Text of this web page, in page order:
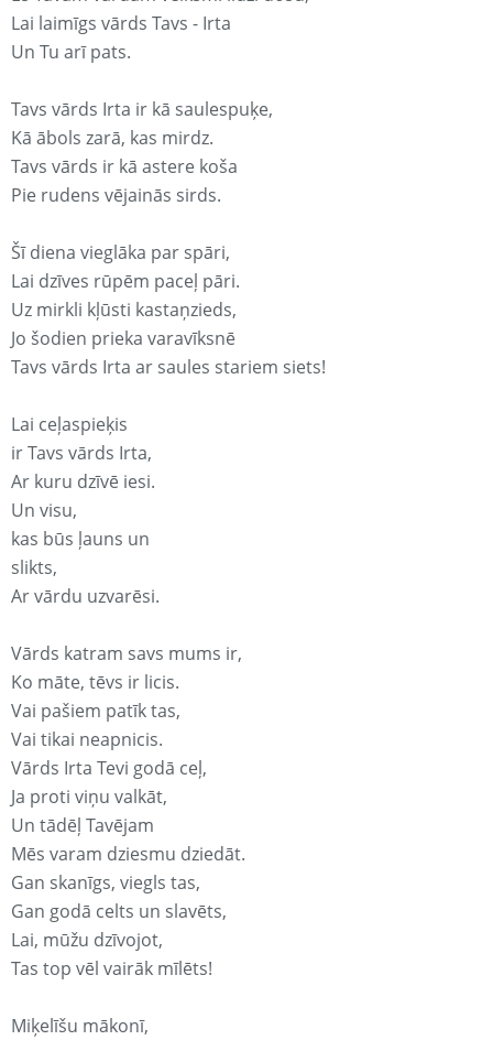
Lai laimīgs vārds Tavs - Irta
Un Tu arī pats.
Tavs vārds Irta ir kā saulespuķe,
Kā ābols zarā, kas mirdz.
Tavs vārds ir kā astere koša
Pie rudens vējainās sirds.
Šī diena vieglāka par spāri,
Lai dzīves rūpēm paceļ pāri.
Uz mirkli kļūsti kastaņzieds,
Jo šodien prieka varavīksnē
Tavs vārds Irta ar saules stariem siets!
Lai ceļaspieķis
ir Tavs vārds Irta,
Ar kuru dzīvē iesi.
Un visu,
kas būs ļauns un
slikts,
Ar vārdu uzvarēsi.
Vārds katram savs mums ir,
Ko māte, tēvs ir licis.
Vai pašiem patīk tas,
Vai tikai neapnicis.
Vārds Irta Tevi godā ceļ,
Ja proti viņu valkāt,
Un tādēļ Tavējam
Mēs varam dziesmu dziedāt.
Gan skanīgs, viegls tas,
Gan godā celts un slavēts,
Lai, mūžu dzīvojot,
Tas top vēl vairāk mīlēts!
Miķelīšu mākonī,